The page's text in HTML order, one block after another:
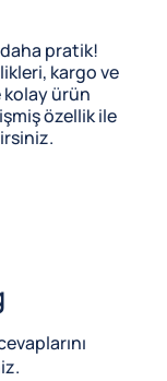
pratik!
kargo ve
kolay ürün
özellik ile